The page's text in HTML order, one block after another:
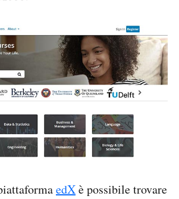
edXè possibile trovare